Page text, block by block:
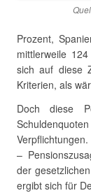
Prozent,
mittlerweile
sich auf diese
Kriterien, als
Doch diese
–
der
ergibt sich für